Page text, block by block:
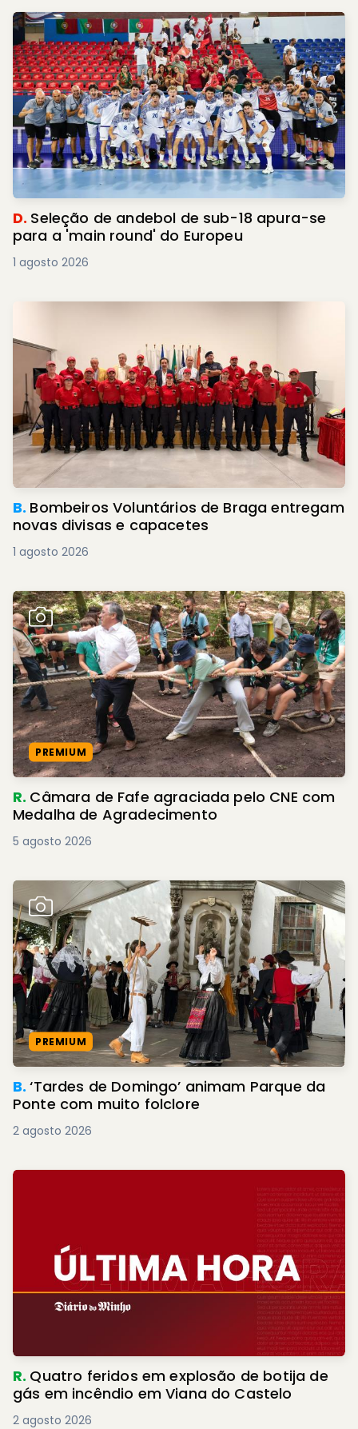
D. Seleção de andebol de sub-18 apura-se
para a 'main round' do Europeu
1 agosto 2026
B. Bombeiros Voluntários de Braga entregam
novas divisas e capacetes
1 agosto 2026
PREMIUM
R. Câmara de Fafe agraciada pelo CNE com
Medalha de Agradecimento
5 agosto 2026
PREMIUM
B.‘Tardes de Domingo’ animam Parque da
Ponte com muito folclore
2 agosto 2026
R. Quatro feridos em explosão de botija de
gás em incêndio em Viana do Castelo
2 agosto 2026